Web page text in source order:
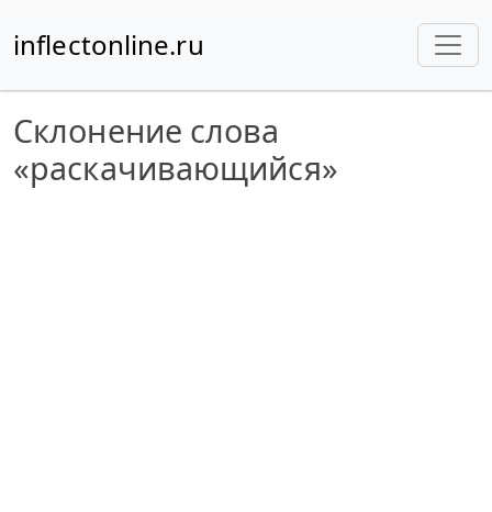
inflectonline.ru
Склонение слова
«раскачивающийся»